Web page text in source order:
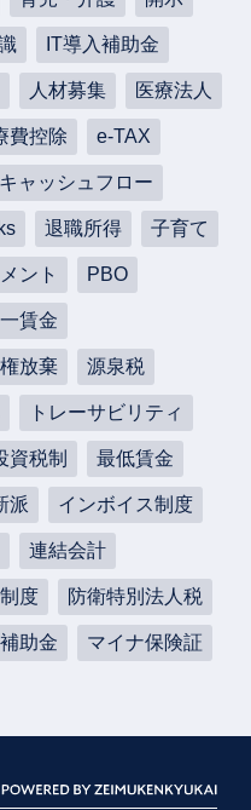
IT導入補助金
人材募集 医療法人
費控除 e-TAX
キャッシュフロー
退職所得 子育て
ント PBO
賃金
放棄 源泉税
トレーサビリティ
資税制 最低賃金
派 インボイス制度
連結会計
度 防衛特別法人税
助金 マイナ保険証